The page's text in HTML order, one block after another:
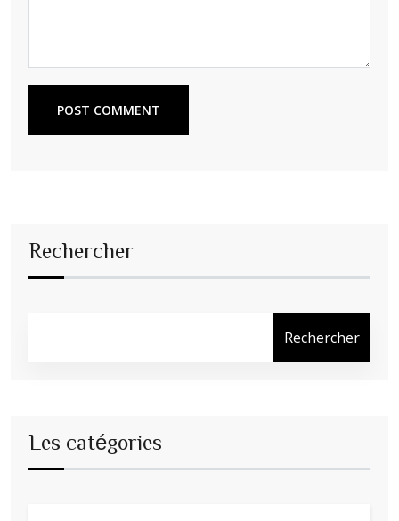
POST COMMENT
Rechercher
Rechercher
Les catégories